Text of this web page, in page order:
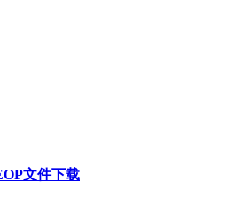
文件下载